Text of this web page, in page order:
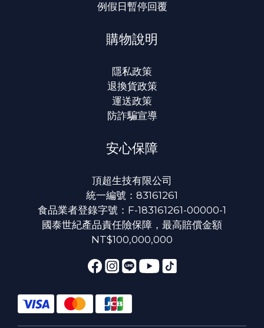
例假日暫停回覆
購物說明
隱私政策
退換貨政策
運送政策
防詐騙宣導
安心保障
頂超生技有限公司
統一編號：83161261
食品業者登錄字號：F-183161261-00000-1
國泰世紀產品責任險保障，最高賠償金額
NT$100,000,000